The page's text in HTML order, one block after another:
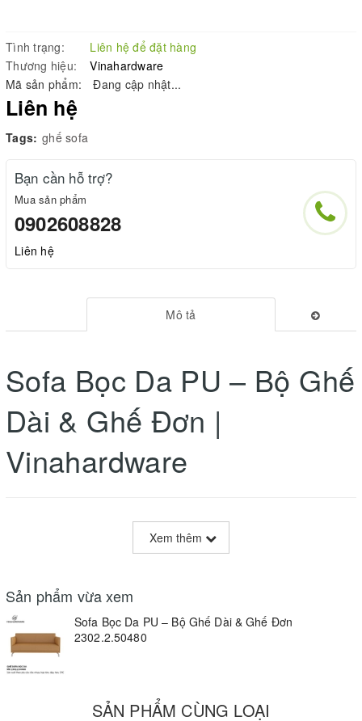
Tình trạng:
Liên hệ để đặt hàng
Thương hiệu:
Vinahardware
Mã sản phẩm:
Đang cập nhật...
Liên hệ
Tags: ghế sofa
Bạn cần hỗ trợ?
Mua sản phẩm
0902608828
Liên hệ
Mô tả
Sofa Bọc Da PU – Bộ Ghế
Dài & Ghế Đơn |
Vinahardware
1) Phiên bản chuẩn (theo cấu
trúc Alibaba — đầy đủ thông tin,
có MOQ & thời gian giao hàng
Tổng quan sản phẩm
Bộ sofa hiện đại, tối giản phù hợp phòng khách, sảnh tiếp khách,
gỗ chịu lực kết hợp ván ép, đệm mút đàn hồi cao và bọc
Xem thêm
Sản phẩm vừa xem
Sofa Bọc Da PU – Bộ Ghế Dài & Ghế Đơn
2302.2.50480
SẢN PHẨM CÙNG LOẠI